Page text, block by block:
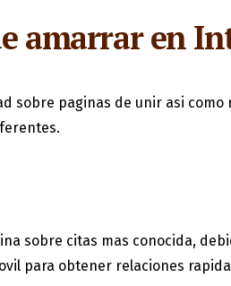
amarrar en
sobre paginas de unir asi­
sobre citas mas conocida,
para obtener relaciones